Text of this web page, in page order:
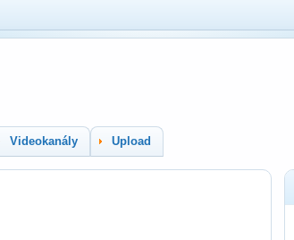
Videokanály Upload